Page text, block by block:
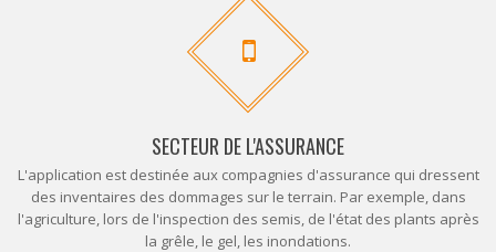
SECTEUR DE L'ASSURANCE
L'application est destinée aux compagnies d'assurance qui dressent
des inventaires des dommages sur le terrain. Par exemple, dans
l'agriculture, lors de l'inspection des semis, de l'état des plants après
la grêle, le gel, les inondations.